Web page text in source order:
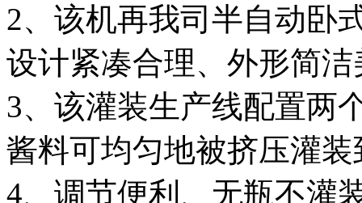
2、该机再我司半自动卧
设计紧凑合理、外形简
3、该灌装生产线配置两
酱料可均匀地被挤压灌
4、调节便利、无瓶不灌